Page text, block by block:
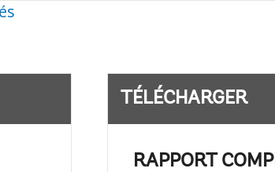
TÉLÉCHARGER
RAPPORT